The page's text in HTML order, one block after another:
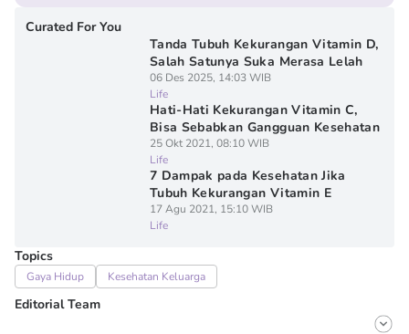
Curated For You
Tanda Tubuh Kekurangan Vitamin D,
Salah Satunya Suka Merasa Lelah
06 Des 2025, 14:03 WIB
Life
Hati-Hati Kekurangan Vitamin C,
Bisa Sebabkan Gangguan Kesehatan
25 Okt 2021, 08:10 WIB
Life
7 Dampak pada Kesehatan Jika
Tubuh Kekurangan Vitamin E
17 Agu 2021, 15:10 WIB
Life
Topics
Gaya Hidup Kesehatan Keluarga
Editorial Team